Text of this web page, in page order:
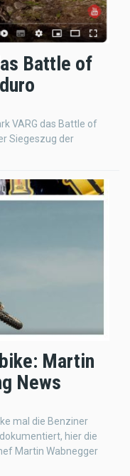
Battle of
VARG das Battle of
Siegeszug der
Martin
News
mal die Benziner
hier die
Martin Wabnegger